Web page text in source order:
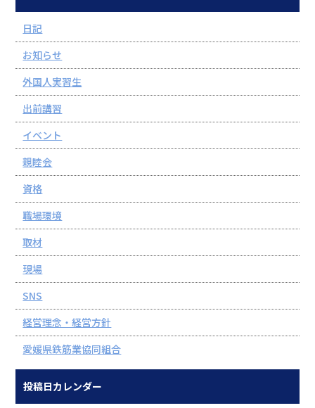
日記
お知らせ
外国人実習生
出前講習
イベント
親睦会
資格
職場環境
取材
現場
SNS
経営理念・経営方針
愛媛県鉄筋業協同組合
投稿日カレンダー